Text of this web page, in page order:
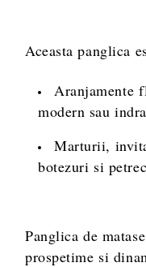
Aceasta panglica
Aranjamente
modern sau
Marturii,
botezuri si
Panglica de
prospetime si